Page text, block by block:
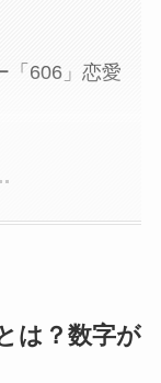
「606」恋愛
は？数字が